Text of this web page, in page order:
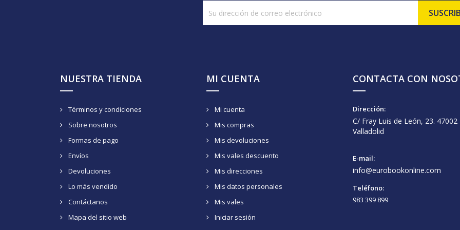
NUESTRA TIENDA
Términos y condiciones
Sobre nosotros
Formas de pago
Envíos
Devoluciones
Lo más vendido
Contáctanos
Mapa del sitio web
MI CUENTA
Mi cuenta
Mis compras
Mis devoluciones
Mis vales descuento
Mis direcciones
Mis datos personales
Mis vales
Iniciar sesión
CONTACTA CON
Dirección:
C/ Fray Luis de León, 23. 47002
Valladolid
E-mail:
info@eurobookonline.com
Teléfono:
983 399 899